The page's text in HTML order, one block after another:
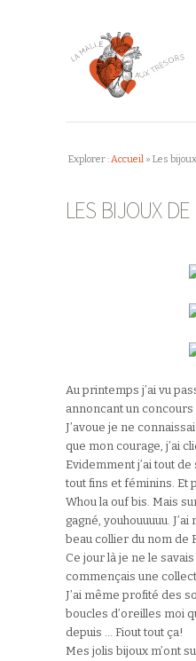
Explorer :Accueil » Les
LES BIJOUX DE
Au printemps j’ai vu
annoncant un concours
J’avoue je ne
que mon courage, j’ai
Evidemment j’ai tout
tout fins et féminins. Et
Whou la ouf bis. Mais
gagné, youhouuuuu.
beau collier du nom de
Ce jour là je ne le
commençais une
J’ai même profité des
boucles d’oreilles moi
depuis … Fiout tout ça!
Mes jolis bijoux m’ont